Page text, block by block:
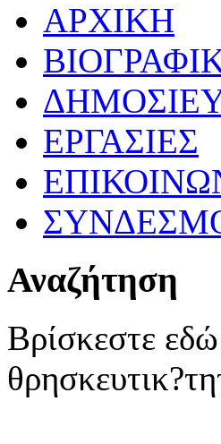
ΑΡΧΙΚΗ
ΕΡΓΑΣΙΕΣ
Αναζήτηση
Βρίσκεστε